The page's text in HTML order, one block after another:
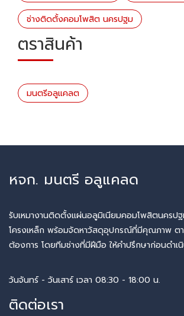
ช่างติดตั้งคอมโพสิต นครปฐม
ตราสินค้า
มนตรีอลูแคลต
หจก. มนตรี อลูแคลด
รับเหมางานติดตั้งแผ่นอลูมิเนียมคอมโพสิตนครปฐ
โครงเหล็ก พร้อมจัดหาวัสดุอุปกรณ์ที่มีคุณภาพ ต
ต้องการ โดยทีมช่างที่มีฝีมือ ให้คำปรึกษาก่อนดำเ
วันจันทร์ - วันเสาร์ เวลา 08:30 - 18:00 น.
ติดต่อเรา